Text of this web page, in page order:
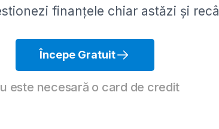
finanțele chiar astăzi și
Începe Gratuit
este necesară o card de credit